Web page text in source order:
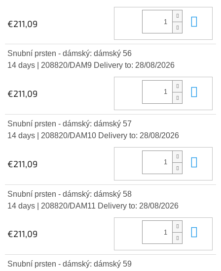
€211,09
Snubní prsten - dámský: dámský 56
14 days
| 208820/DAM9 Delivery to: 28/08/2026
€211,09
Snubní prsten - dámský: dámský 57
14 days
| 208820/DAM10 Delivery to: 28/08/2026
€211,09
Snubní prsten - dámský: dámský 58
14 days
| 208820/DAM11 Delivery to: 28/08/2026
€211,09
Snubní prsten - dámský: dámský 59